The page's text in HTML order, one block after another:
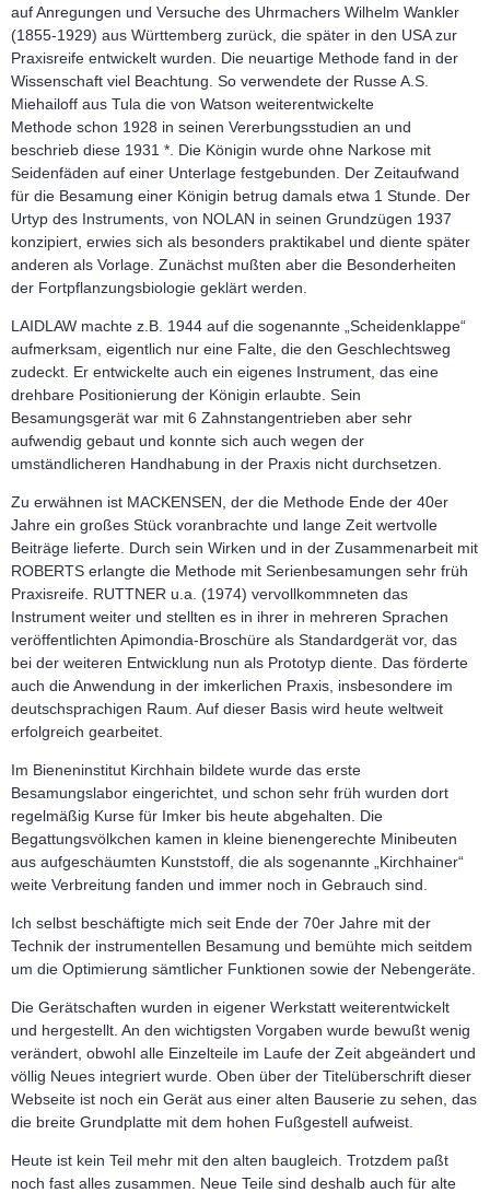
auf Anregungen und Versuche des Uhrmachers Wilhelm Wankler
(1855-1929) aus Württemberg zurück, die später in den USA zur
Praxisreife entwickelt wurden. Die neuartige Methode fand in der
Wissenschaft viel Beachtung. So verwendete der Russe A.S.
Miehailoff aus Tula die von Watson weiterentwickelte
Methode schon 1928 in seinen Vererbungsstudien an und
beschrieb diese 1931 *. Die Königin wurde ohne Narkose mit
Seidenfäden auf einer Unterlage festgebunden. Der Zeitaufwand
für die Besamung einer Königin betrug damals etwa 1 Stunde. Der
Urtyp des Instruments, von NOLAN in seinen Grundzügen 1937
konzipiert, erwies sich als besonders praktikabel und diente später
anderen als Vorlage. Zunächst mußten aber die Besonderheiten
der Fortpflanzungsbiologie geklärt werden.
LAIDLAW machte z.B. 1944 auf die sogenannte „Scheidenklappe“
aufmerksam, eigentlich nur eine Falte, die den Geschlechtsweg
zudeckt. Er entwickelte auch ein eigenes Instrument, das eine
drehbare Positionierung der Königin erlaubte. Sein
Besamungsgerät war mit 6 Zahnstangentrieben aber sehr
aufwendig gebaut und konnte sich auch wegen der
umständlicheren Handhabung in der Praxis nicht durchsetzen.
Zu erwähnen ist MACKENSEN, der die Methode Ende der 40er
Jahre ein großes Stück voranbrachte und lange Zeit wertvolle
Beiträge lieferte. Durch sein Wirken und in der Zusammenarbeit mit
ROBERTS erlangte die Methode mit Serienbesamungen sehr früh
Praxisreife. RUTTNER u.a. (1974) vervollkommneten das
Instrument weiter und stellten es in ihrer in mehreren Sprachen
veröffentlichten Apimondia-Broschüre als Standardgerät vor, das
bei der weiteren Entwicklung nun als Prototyp diente. Das förderte
auch die Anwendung in der imkerlichen Praxis, insbesondere im
deutschsprachigen Raum. Auf dieser Basis wird heute weltweit
erfolgreich gearbeitet.
Im Bieneninstitut Kirchhain bildete wurde das erste
Besamungslabor eingerichtet, und schon sehr früh wurden dort
regelmäßig Kurse für Imker bis heute abgehalten. Die
Begattungsvölkchen kamen in kleine bienengerechte Minibeuten
aus aufgeschäumten Kunststoff, die als sogenannte „Kirchhainer“
weite Verbreitung fanden und immer noch in Gebrauch sind.
Ich selbst beschäftigte mich seit Ende der 70er Jahre mit der
Technik der instrumentellen Besamung und bemühte mich seitdem
um die Optimierung sämtlicher Funktionen sowie der Nebengeräte.
Die Gerätschaften wurden in eigener Werkstatt weiterentwickelt
und hergestellt. An den wichtigsten Vorgaben wurde bewußt wenig
verändert, obwohl alle Einzelteile im Laufe der Zeit abgeändert und
völlig Neues integriert wurde. Oben über der Titelüberschrift dieser
Webseite ist noch ein Gerät aus einer alten Bauserie zu sehen, das
die breite Grundplatte mit dem hohen Fußgestell aufweist.
Heute ist kein Teil mehr mit den alten baugleich. Trotzdem paßt
noch fast alles zusammen. Neue Teile sind deshalb auch für alte